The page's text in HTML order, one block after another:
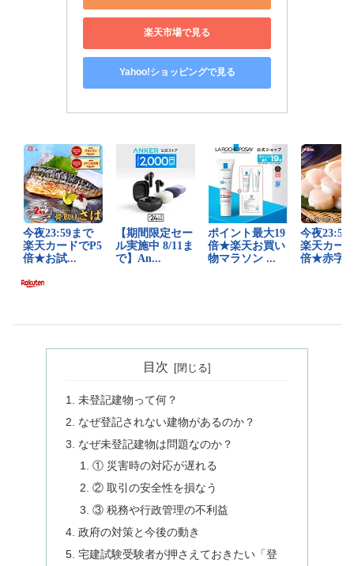
楽天市場で見る
Yahoo!ショッピングで見る
目次
未登記建物って何？
なぜ登記されない建物があるのか？
なぜ未登記建物は問題なのか？
① 災害時の対応が遅れる
② 取引の安全性を損なう
③ 税務や行政管理の不利益
政府の対策と今後の動き
宅建試験受験者が押さえておきたい「登